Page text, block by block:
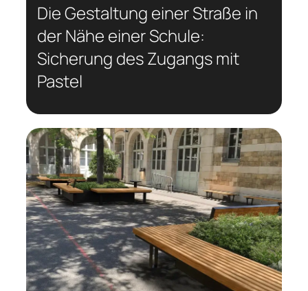
Die Gestaltung einer Straße in
der Nähe einer Schule:
Sicherung des Zugangs mit
Pastel